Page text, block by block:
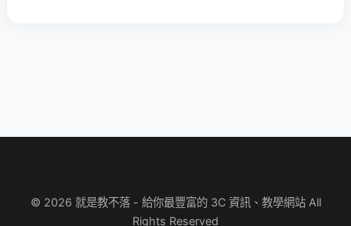
© 2026 就是教不落 - 給你最豐富的 3C 資訊、教學網站 All
Rights Reserved